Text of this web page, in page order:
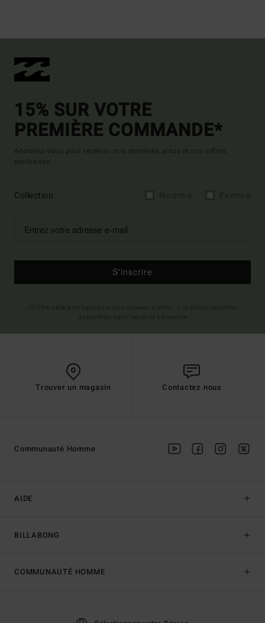
15% SUR VOTRE
PREMIÈRE COMMANDE*
Abonnez-vous pour recevoir nos dernières actus et nos offres
exclusives.
Collection
S'inscrire
Trouver un magasin Contactez nous
AIDE
BILLABONG
Communauté Homme
COMMUNAUTÉ HOMME